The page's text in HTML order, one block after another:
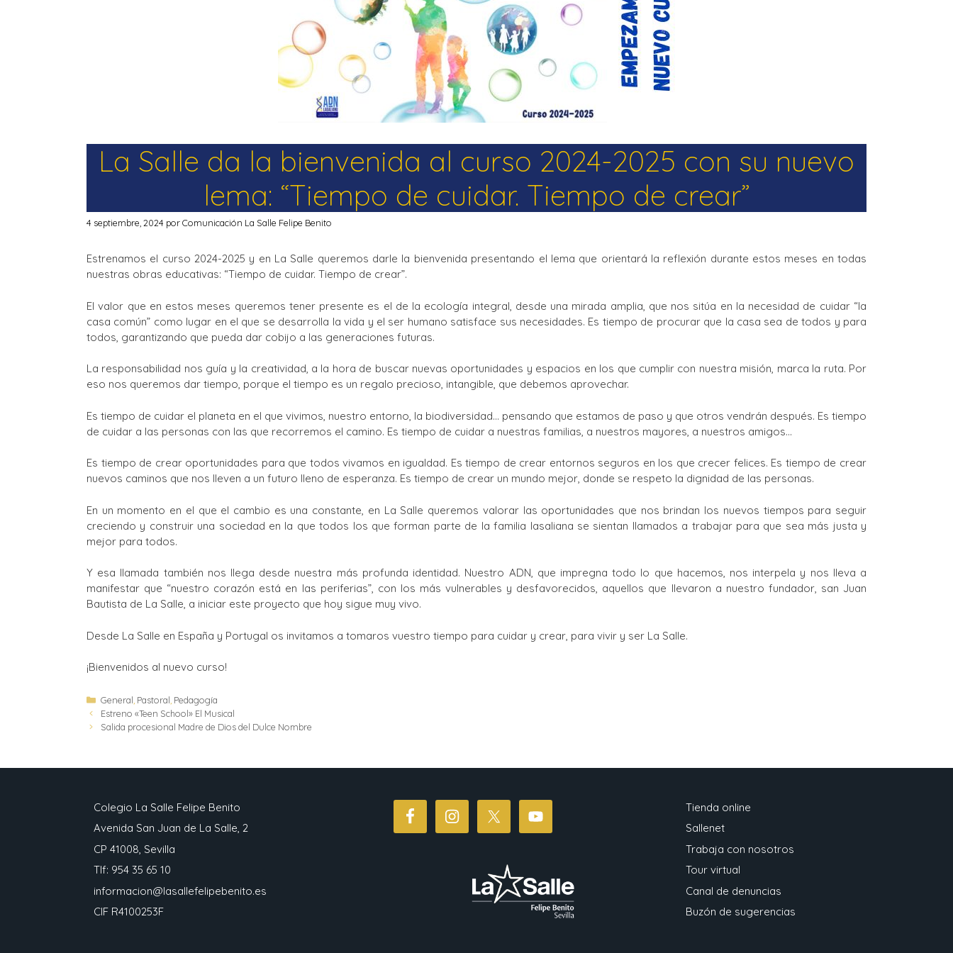
La Salle en el mundo
Vocación lasaliana
La Salle da la bienvenida al curso 2024-2025 con su nuevo
lema: “Tiempo de cuidar. Tiempo de crear”
4 septiembre, 2024 porComunicación La Salle Felipe Benito
Estrenamos el curso 2024-2025 y en La Salle queremos darle la bienvenida presentando el lema que orientará la reflexión durante estos meses en todas
nuestras obras educativas: “Tiempo de cuidar. Tiempo de crear”.
El valor que en estos meses queremos tener presente es el de la ecología integral, desde una mirada amplia, que nos sitúa en la necesidad de cuidar “la
casa común” como lugar en el que se desarrolla la vida y el ser humano satisface sus necesidades. Es tiempo de procurar que la casa sea de todos y para
todos, garantizando que pueda dar cobijo a las generaciones futuras.
La responsabilidad nos guía y la creatividad, a la hora de buscar nuevas oportunidades y espacios en los que cumplir con nuestra misión, marca la ruta. Por
eso nos queremos dar tiempo, porque el tiempo es un regalo precioso, intangible, que debemos aprovechar.
Es tiempo de cuidar el planeta en el que vivimos, nuestro entorno, la biodiversidad… pensando que estamos de paso y que otros vendrán después. Es tiempo
de cuidar a las personas con las que recorremos el camino. Es tiempo de cuidar a nuestras familias, a nuestros mayores, a nuestros amigos…
Es tiempo de crear oportunidades para que todos vivamos en igualdad. Es tiempo de crear entornos seguros en los que crecer felices. Es tiempo de crear
nuevos caminos que nos lleven a un futuro lleno de esperanza. Es tiempo de crear un mundo mejor, donde se respeto la dignidad de las personas.
En un momento en el que el cambio es una constante, en La Salle queremos valorar las oportunidades que nos brindan los nuevos tiempos para seguir
creciendo y construir una sociedad en la que todos los que forman parte de la familia lasaliana se sientan llamados a trabajar para que sea más justa y
mejor para todos.
Y esa llamada también nos llega desde nuestra más profunda identidad. Nuestro ADN, que impregna todo lo que hacemos, nos interpela y nos lleva a
manifestar que “nuestro corazón está en las periferias”, con los más vulnerables y desfavorecidos, aquellos que llevaron a nuestro fundador, san Juan
Bautista de La Salle, a iniciar este proyecto que hoy sigue muy vivo.
Desde La Salle en España y Portugal os invitamos a tomaros vuestro tiempo para cuidar y crear, para vivir y ser La Salle.
¡Bienvenidos al nuevo curso!
General Pastoral Pedagogía
Estreno «Teen School» El Musical
Salida procesional Madre de Dios del Dulce Nombre
Colegio La Salle Felipe Benito
Avenida San Juan de La Salle, 2
CP 41008, Sevilla
Tlf: 954 35 65 10
informacion@lasallefelipebenito.es
CIF R4100253F
Tienda online
Sallenet
Trabaja con nosotros
Tour virtual
Canal de denuncias
Buzón de sugerencias